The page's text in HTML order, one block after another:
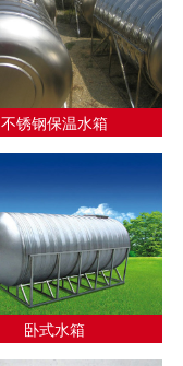
不锈钢保温水箱
卧式水箱